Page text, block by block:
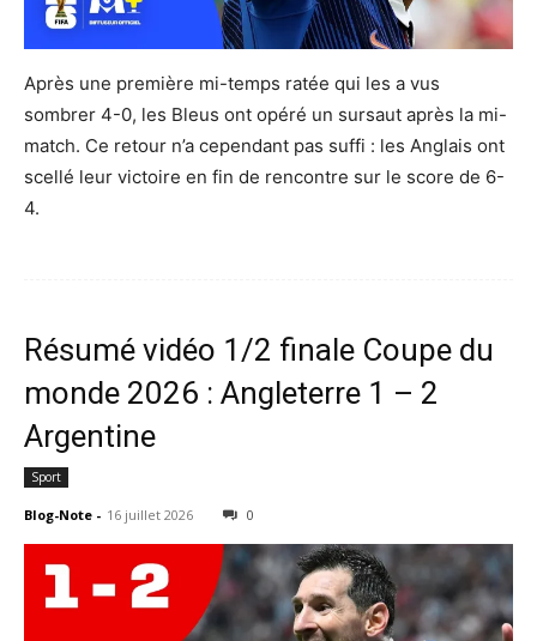
Après une première mi-temps ratée qui les a vus
sombrer 4-0, les Bleus ont opéré un sursaut après la mi-
match. Ce retour n’a cependant pas suffi : les Anglais ont
scellé leur victoire en fin de rencontre sur le score de 6-
4.
Résumé vidéo 1/2 finale Coupe du
monde 2026 : Angleterre 1 – 2
Argentine
Sport
Blog-Note - 16 juillet 2026 0